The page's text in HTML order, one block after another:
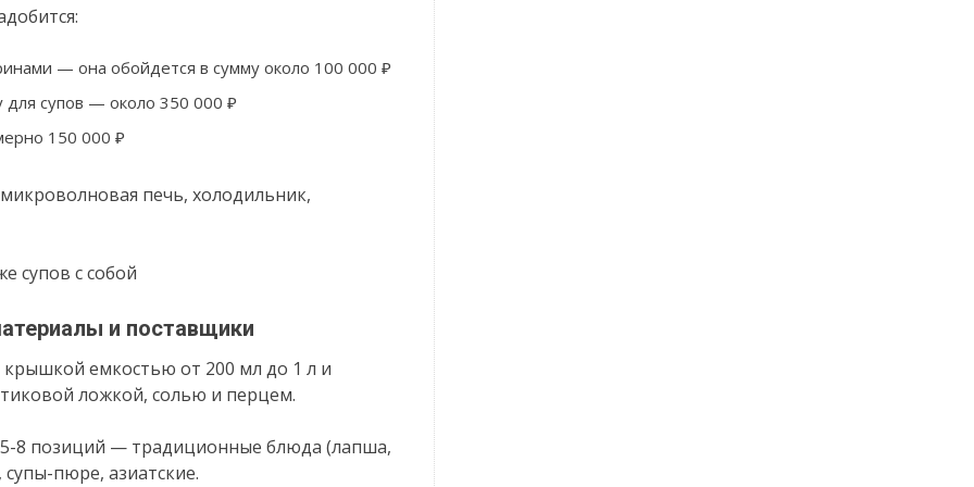
— она обойдется в сумму около 100 000 ₽
для супов — около 350 000 ₽
150 000 ₽
печь, холодильник,
супов с собой
и поставщики
емкостью от 200 мл до 1 л и
ложкой, солью и перцем.
8 позиций — традиционные блюда (лапша,
пюре, азиатские.